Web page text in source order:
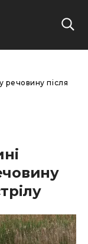
речовину після